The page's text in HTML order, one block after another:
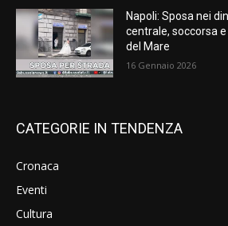
Napoli: Sposa nei
centrale, soccorsa
del Mare
16 Gennaio 2026
CATEGORIE IN TENDENZA
Cronaca
Eventi
Cultura